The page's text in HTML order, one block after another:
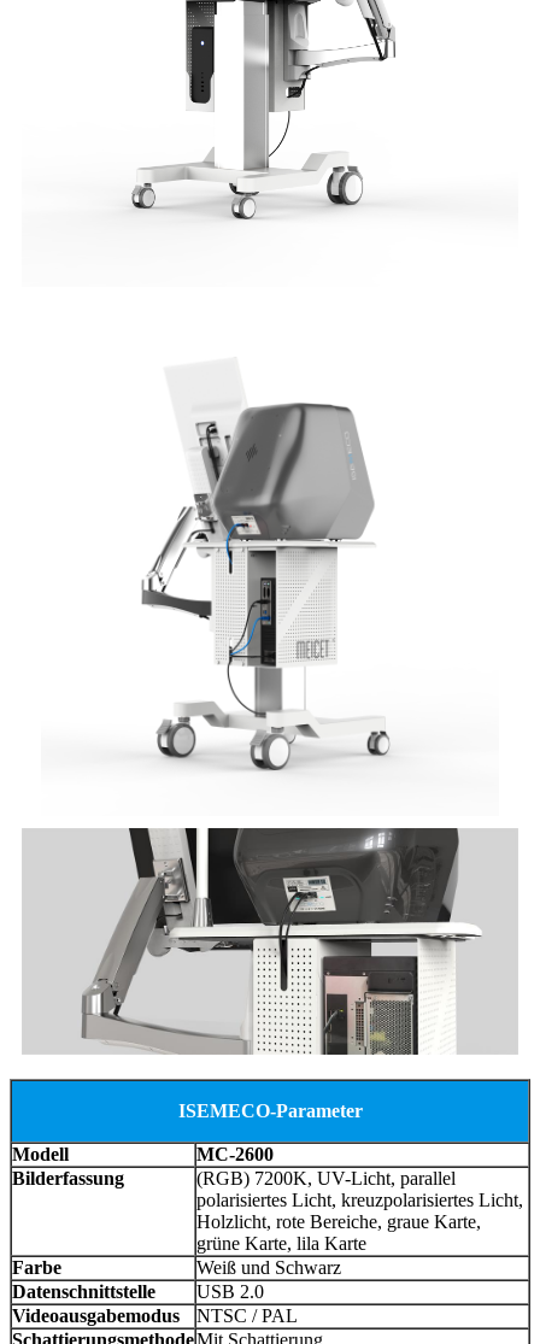
ISEMECO-Parameter
Modell
MC-2600
Bilderfassung
(RGB) 7200K, UV-Licht, parallel
polarisiertes Licht, kreuzpolarisiertes Licht,
Holzlicht, rote Bereiche, graue Karte,
grüne Karte, lila Karte
Farbe
Weiß und Schwarz
Datenschnittstelle
USB 2.0
Videoausgabemodus
NTSC / PAL
SchattierungsmethodeMit Schattierung